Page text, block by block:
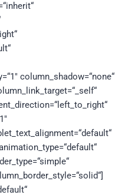
column_shadow=“none“